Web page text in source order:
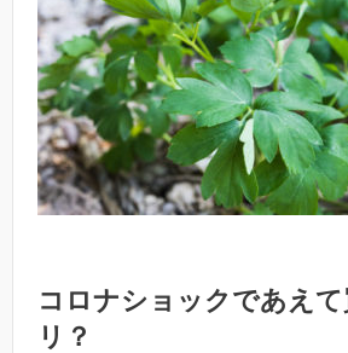
コロナショックであえ
リ？